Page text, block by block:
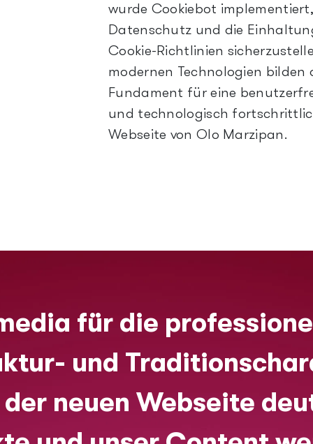
wurde Cookiebot
Datenschutz und die
Cookie-Richtlinien
modernen Technologien bilden
Fundament für eine
und technologisch
Webseite von Olo Marzipan.
für die
und
neuen Webseite